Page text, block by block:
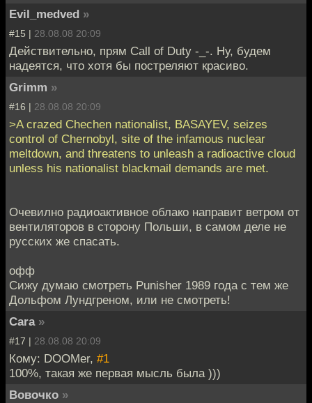
Evil_medved »
#15 | 28.08.08 20:09
Действительно, прям Call of Duty -_-. Ну, будем
надеятся, что хотя бы постреляют красиво.
Grimm »
#16 | 28.08.08 20:09
>A crazed Chechen nationalist, BASAYEV, seizes
control of Chernobyl, site of the infamous nuclear
meltdown, and threatens to unleash a radioactive cloud
unless his nationalist blackmail demands are met.
Очевилно радиоактивное облако направит ветром от
вентиляторов в сторону Польши, в самом деле не
русских же спасать.
офф
Сижу думаю смотреть Punisher 1989 года с тем же
Дольфом Лундгреном, или не смотреть!
Cara »
#17 | 28.08.08 20:09
Кому: DOOMer, #1
100%, такая же первая мысль была )))
Вовочко »